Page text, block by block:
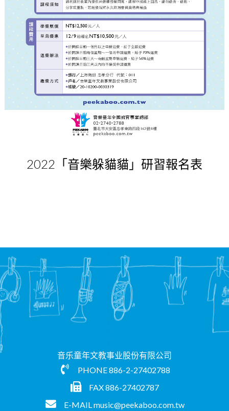
2022「音樂躲貓貓」研習報名表
音乐童年文教事业股份有限公司
PHONE886-2-27402788
FAX 886-27402787
E-MAIL music@peekaboo.com.tw